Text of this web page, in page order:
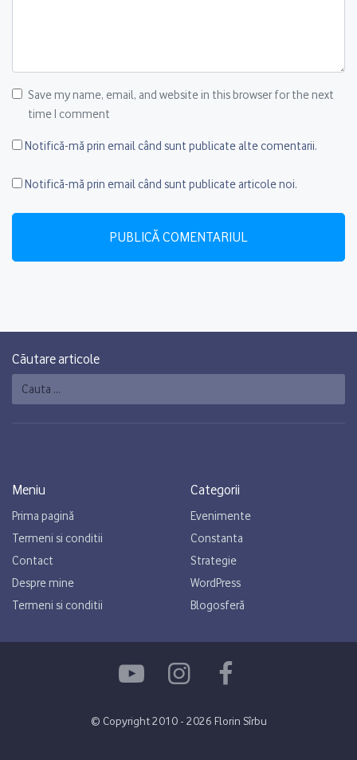
Save my name, email, and website in this browser for the next
time I comment
Notifică-mă prin email când sunt publicate alte comentarii.
Notifică-mă prin email când sunt publicate articole noi.
Căutare articole
Caută
Meniu
Prima pagină
Termeni si conditii
Contact
Despre mine
Termeni si conditii
Categorii
Evenimente
Constanta
Strategie
WordPress
Blogosferă
© Copyright 2010 - 2026 Florin Sîrbu